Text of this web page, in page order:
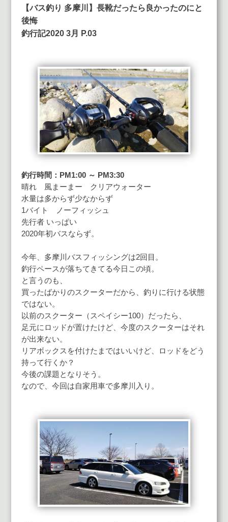
【バス釣り 多摩川】長靴だったら良かったのにと
後悔
釣行記2020 3月 P.03
釣行時間：PM1:00 ～ PM3:30
晴れ 風まーまー クリアウォーター
水量は多からず少なからず
1バイト ノーフィッシュ
先行者 いっぱい
2020年初バスならず。
今年、多摩川バスフィッシングは2回目。
釣行ペースが落ちてきてる今日この頃。
と言うのも、
買ったばかりのスクーターだから、釣りに行ける状態
ではない。
以前のスクーター（スペイシー100）だったら、
足元にロッドが置けたけど、今度のスクーターはそれ
が出来ない。
リアボックスを付けたまではいいけど、ロッドをどう
持って行くか？
今後の課題となりそう。
なので、今回は自家用車で多摩川入り。